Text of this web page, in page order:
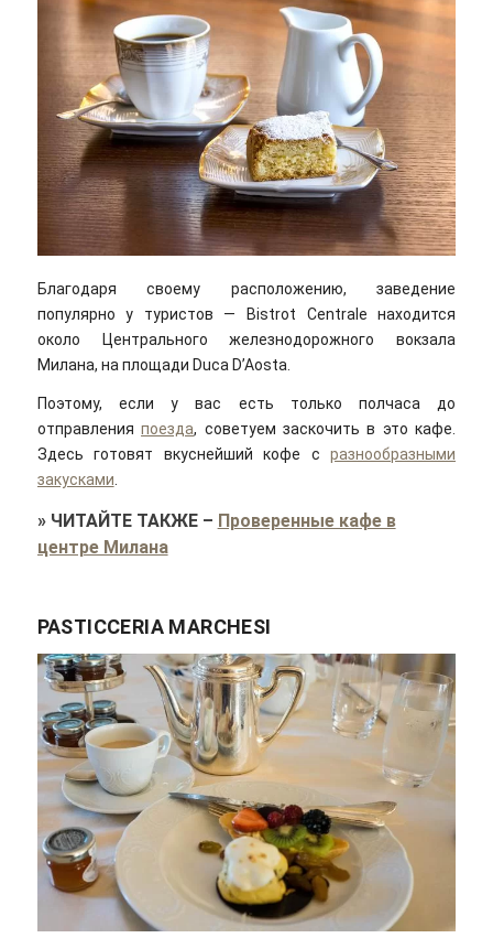
Благодаря своему расположению, заведение
популярно у туристов — Bistrot Centrale находится
около Центрального железнодорожного вокзала
Милана, на площади Duca D’Aosta.
Поэтому, если у вас есть только полчаса до
отправленияпоезда, советуем заскочить в это кафе.
Здесь готовят вкуснейший кофе сразнообразными
закусками
» ЧИТАЙТЕ ТАКЖЕ– Проверенные кафе в
центре Милана
PASTICCERIA MARCHESI